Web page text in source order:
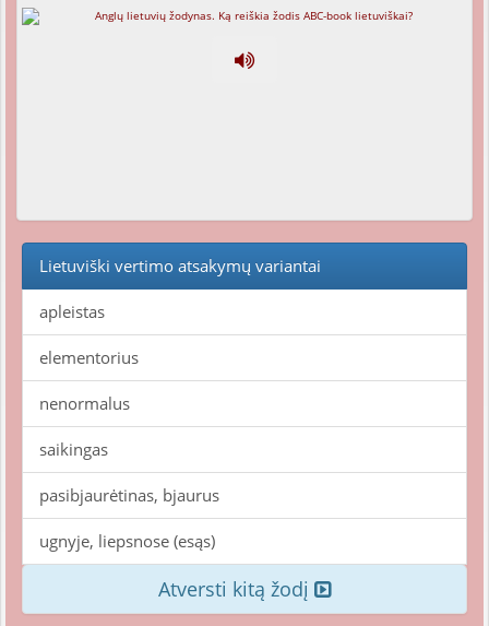
Lietuviški vertimo atsakymų variantai
apleistas
elementorius
nenormalus
saikingas
pasibjaurėtinas, bjaurus
ugnyje, liepsnose (esąs)
Atversti kitą žodį